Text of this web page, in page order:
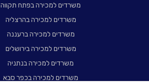
משרדים למכירה בפתח תקווה
משרדים למכירה בהרצליה
משרדים למכירה ברעננה
משרדים למכירה בירושלים
משרדים למכירה בנתניה
משרדים למכירה בכפר סבא